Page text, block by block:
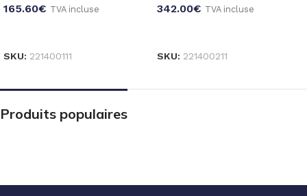
165.60€ TVA incluse
SKU: 221400111
342.00€ TVA incluse
SKU: 221400211
Produits populaires